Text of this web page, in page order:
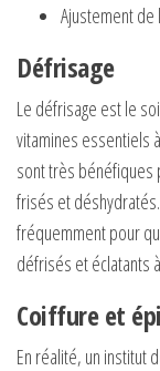
Ajustement de
Défrisage
Le défrisage est le
vitamines essentiels
sont très bénéfiques
frisés et
fréquemment pour
défrisés et éclatants
Coiffure et
En réalité, un institut